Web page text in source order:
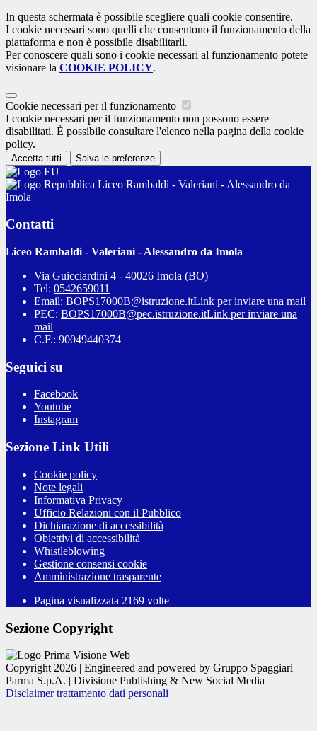
In questa schermata è possibile scegliere quali cookie consentire.
I cookie necessari sono quelli che consentono il funzionamento della
piattaforma e non è possibile disabilitarli.
Per conoscere quali sono i cookie necessari al funzionamento potete
visionare la COOKIE POLICY.
Cookie necessari per il funzionamento
I cookie necessari per il funzionamento non possono essere
disabilitati. È possibile consultare l'elenco nella pagina della cookie
policy.
Accetta tutti Salva le preferenze
Liceo Rambaldi - Valeriani - Alessandro da
Imola
Contatti
Liceo Rambaldi - Valeriani - Alessandro da Imola
Via Guicciardini 4 - 40026 Imola (BO)
Tel: 0542659011
Email: BOPS17000B@istruzione.itLink per inviare una mail
PEC: BOPS17000B@pec.istruzione.itLink per inviare una
mail
C.F.: 90049440374
Seguici su
Facebook
Youtube
Instagram
Sezione Link Utili
Cookie policy
Note legali
Informativa Privacy
Ufficio Relazioni con il Pubblico
Dichiarazione di accessibilità
Obiettivi di accessibilità
Whistleblowing
Gestione consensi cookie
Amministrazione trasparente
Pagina visualizzata 2169 volte
Sezione Copyright
Copyright 2026 | Engineered and powered by Gruppo Spaggiari
Parma S.p.A. | Divisione Publishing & New Social Media
Disclaimer trattamento dati personali